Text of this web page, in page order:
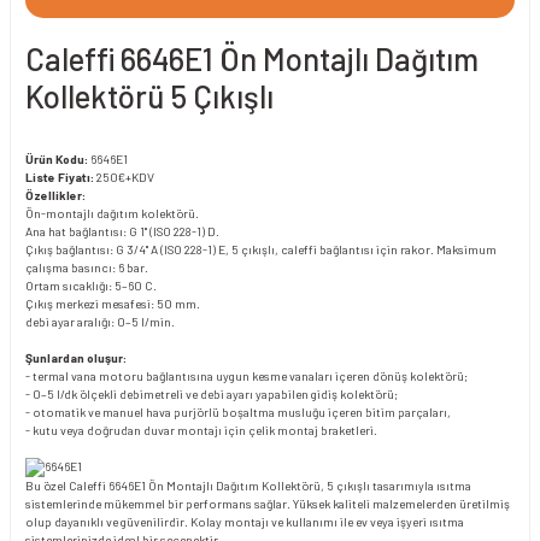
Caleffi 6646E1 Ön Montajlı Dağıtım
Kollektörü 5 Çıkışlı
Ürün Kodu: 6646E1
Liste Fiyatı: 250€+KDV
Özellikler:
Ön-montajlı dağıtım kolektörü.
Ana hat bağlantısı: G 1" (ISO 228-1) D.
Çıkış bağlantısı: G 3/4" A (ISO 228-1) E, 5 çıkışlı, caleffi bağlantısı için rakor. Maksimum
çalışma basıncı: 6 bar.
Ortam sıcaklığı: 5–60 C.
Çıkış merkezi mesafesi: 50 mm.
debi ayar aralığı: 0–5 l/min.
Şunlardan oluşur:
- termal vana motoru bağlantısına uygun kesme vanaları içeren dönüş kolektörü;
- 0–5 l/dk ölçekli debimetreli ve debi ayarı yapabilen gidiş kolektörü;
- otomatik ve manuel hava purjörlü boşaltma musluğu içeren bitim parçaları,
- kutu veya doğrudan duvar montajı için çelik montaj braketleri.
Bu özel Caleffi 6646E1 Ön Montajlı Dağıtım Kollektörü, 5 çıkışlı tasarımıyla ısıtma
sistemlerinde mükemmel bir performans sağlar. Yüksek kaliteli malzemelerden üretilmiş
olup dayanıklı ve güvenilirdir. Kolay montajı ve kullanımı ile ev veya işyeri ısıtma